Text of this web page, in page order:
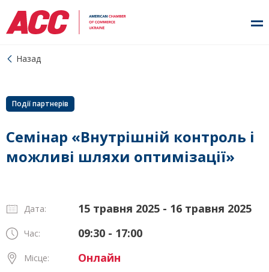
Назад
Події партнерів
Семінар «Внутрішній контроль і
можливі шляхи оптимізації»
Дата: 15 травня 2025 - 16 травня 2025
Час: 09:30 - 17:00
Місце: Онлайн